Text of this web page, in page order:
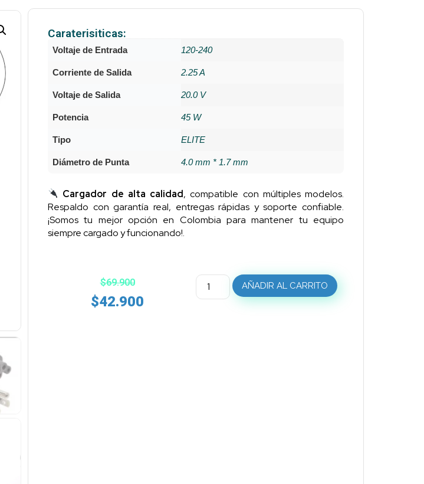
Caraterisiticas:
Voltaje de Entrada 120-240
Corriente de Salida 2.25 A
Voltaje de Salida 20.0 V
Potencia 45 W
Tipo ELITE
Diámetro de Punta 4.0 mm * 1.7 mm
Cargador de alta calidad, compatible con múltiples modelos.
Respaldo con garantía real, entregas rápidas y soporte confiable.
¡Somos tu mejor opción en Colombia para mantener tu equipo
siempre cargado y funcionando!.
$69.900
$42.900
AÑADIR AL CARRITO